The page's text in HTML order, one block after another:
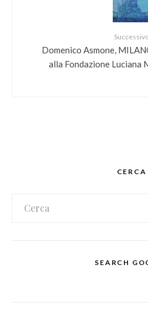
Domenico Asmone,
alla Fondazione Luciana
CERCA
SEARCH